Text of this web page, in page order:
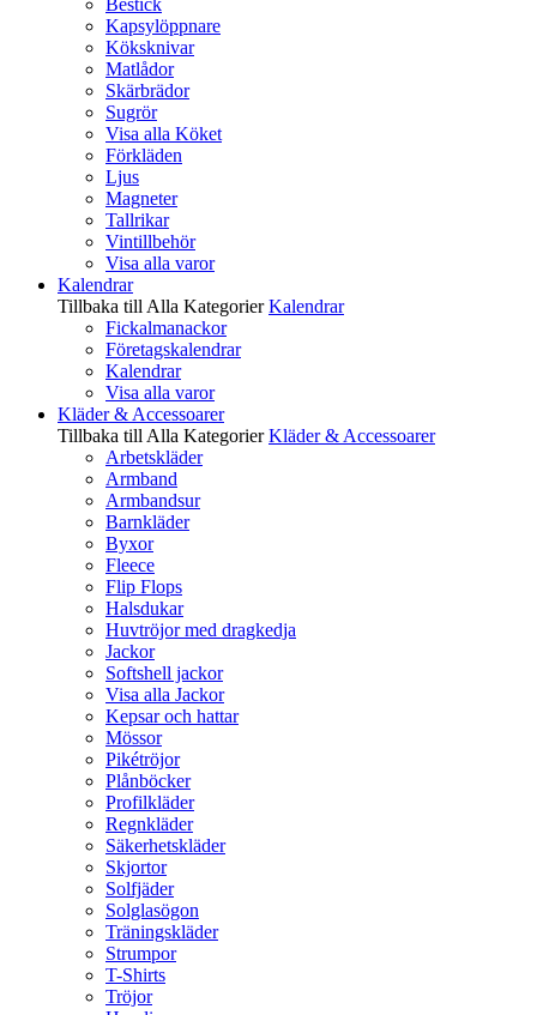
Bestick
Kapsylöppnare
Köksknivar
Matlådor
Skärbrädor
Sugrör
Visa alla Köket
Förkläden
Ljus
Magneter
Tallrikar
Vintillbehör
Visa alla varor
Kalendrar
Tillbaka till Alla Kategorier Kalendrar
Fickalmanackor
Företagskalendrar
Kalendrar
Visa alla varor
Kläder & Accessoarer
Tillbaka till Alla Kategorier Kläder & Accessoarer
Arbetskläder
Armband
Armbandsur
Barnkläder
Byxor
Fleece
Flip Flops
Halsdukar
Huvtröjor med dragkedja
Jackor
Softshell jackor
Visa alla Jackor
Kepsar och hattar
Mössor
Pikétröjor
Plånböcker
Profilkläder
Regnkläder
Säkerhetskläder
Skjortor
Solfjäder
Solglasögon
Träningskläder
Strumpor
T-Shirts
Tröjor